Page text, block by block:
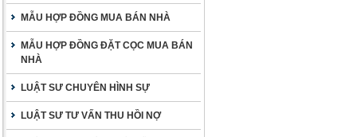
MẪU HỢP ĐỒNG MUA BÁN NHÀ
MẪU HỢP ĐỒNG ĐẶT CỌC MUA BÁN
NHÀ
LUẬT SƯ CHUYÊN HÌNH SỰ
LUẬT SƯ TƯ VẤN THU HỒI NỢ